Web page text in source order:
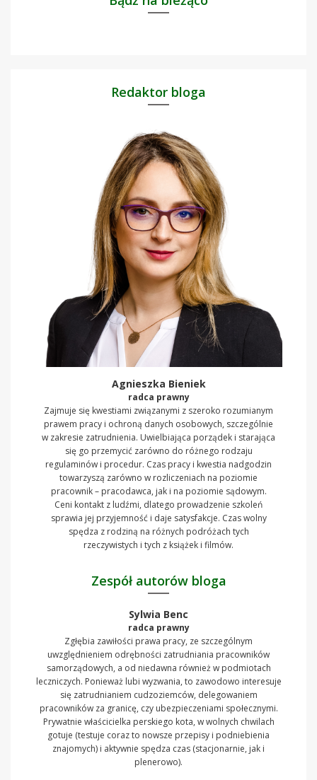
Redaktor bloga
Agnieszka Bieniek
radca prawny
Zajmuje się kwestiami związanymi z szeroko rozumianym
prawem pracy i ochroną danych osobowych, szczególnie
w zakresie zatrudnienia. Uwielbiająca porządek i starająca
się go przemycić zarówno do różnego rodzaju
regulaminów i procedur. Czas pracy i kwestia nadgodzin
towarzyszą zarówno w rozliczeniach na poziomie
pracownik – pracodawca, jak i na poziomie sądowym.
Ceni kontakt z ludźmi, dlatego prowadzenie szkoleń
sprawia jej przyjemność i daje satysfakcje. Czas wolny
spędza z rodziną na różnych podróżach tych
rzeczywistych i tych z książek i filmów.
Zespół autorów bloga
Sylwia Benc
radca prawny
Zgłębia zawiłości prawa pracy, ze szczególnym
uwzględnieniem odrębności zatrudniania pracowników
samorządowych, a od niedawna również w podmiotach
leczniczych. Ponieważ lubi wyzwania, to zawodowo interesuje
się zatrudnianiem cudzoziemców, delegowaniem
pracowników za granicę, czy ubezpieczeniami społecznymi.
Prywatnie właścicielka perskiego kota, w wolnych chwilach
gotuje (testuje coraz to nowsze przepisy i podniebienia
znajomych) i aktywnie spędza czas (stacjonarnie, jak i
plenerowo).